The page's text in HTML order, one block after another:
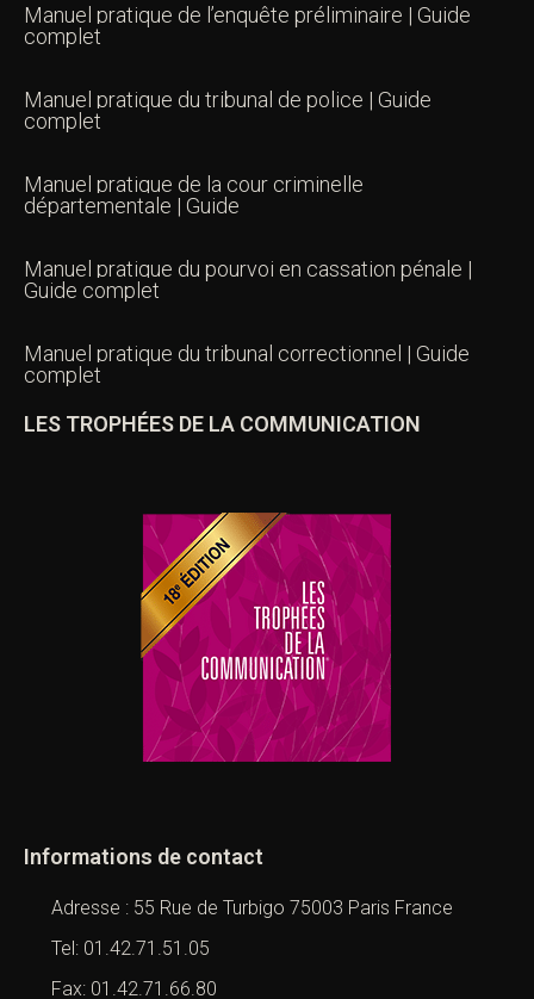
Manuel pratique de l’enquête préliminaire | Guide
complet
Manuel pratique du tribunal de police | Guide
complet
Manuel pratique de la cour criminelle
départementale | Guide
Manuel pratique du pourvoi en cassation pénale |
Guide complet
Manuel pratique du tribunal correctionnel | Guide
complet
LES TROPHÉES DE LA COMMUNICATION
Informations de contact
Adresse : 55 Rue de Turbigo 75003 Paris France
Tel: 01.42.71.51.05
Fax: 01.42.71.66.80